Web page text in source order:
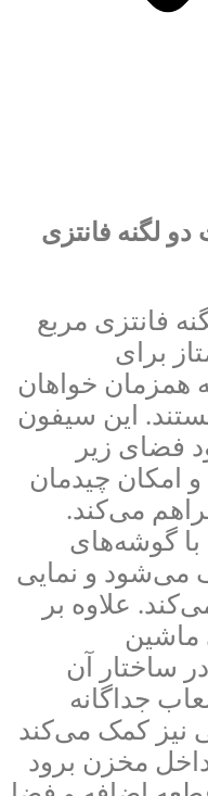
لگنه فانتزی
فانتزی مربع
برای
همزمان خواهان
این سیفون
فضای زیر
و امکان چیدمان
می‌کند.
گوشه‌های
می‌شود و نمایی
علاوه بر
ماشین
ساختار آن
جداگانه
نیز کمک می‌کند
مخزن برود